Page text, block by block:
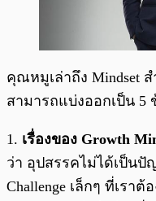
คุณหมูเล่าถึง Mindset
สามารถแบ่งออกเป็น 5
1. เรื่องของ Growth
ว่า อุปสรรคไม่ได้เป็น
Challenge เล็กๆ ที่เรา